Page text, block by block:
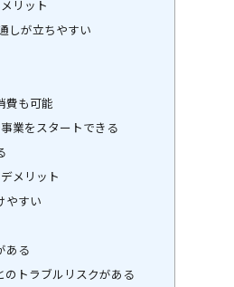
リット
しが立ちやすい
費も可能
業をスタートできる
メリット
やすい
ある
トラブルリスクがある